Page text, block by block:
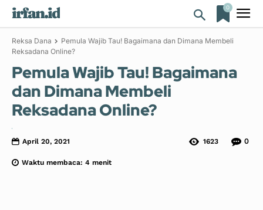
irfan.id 0
Reksa Dana
Pemula Wajib Tau! Bagaimana dan Dimana Membeli
Reksadana Online?
Pemula Wajib Tau! Bagaimana
dan Dimana Membeli
Reksadana Online?
April 20, 2021
Waktu membaca: 4 menit
0
1623